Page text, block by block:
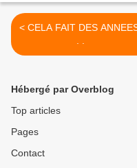
< CELA FAIT DES ANNEES.
Hébergé par Overblog
Top articles
Pages
Contact